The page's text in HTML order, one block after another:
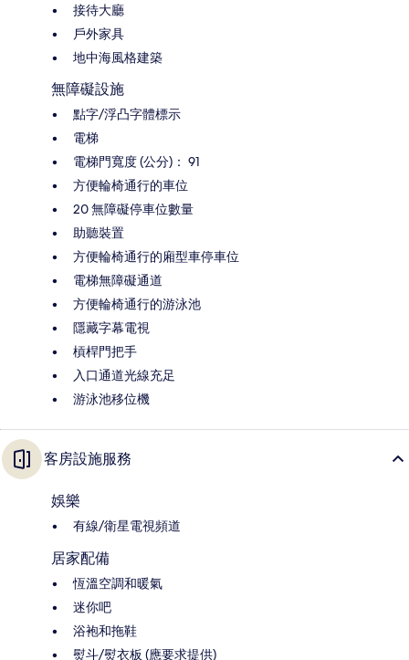
接待大廳
戶外家具
地中海風格建築
無障礙設施
點字/浮凸字體標示
電梯
電梯門寬度 (公分)： 91
方便輪椅通行的車位
20 無障礙停車位數量
助聽裝置
方便輪椅通行的廂型車停車位
電梯無障礙通道
方便輪椅通行的游泳池
隱藏字幕電視
槓桿門把手
入口通道光線充足
游泳池移位機
客房設施服務
娛樂
有線/衛星電視頻道
居家配備
恆溫空調和暖氣
迷你吧
浴袍和拖鞋
熨斗/熨衣板 (應要求提供)